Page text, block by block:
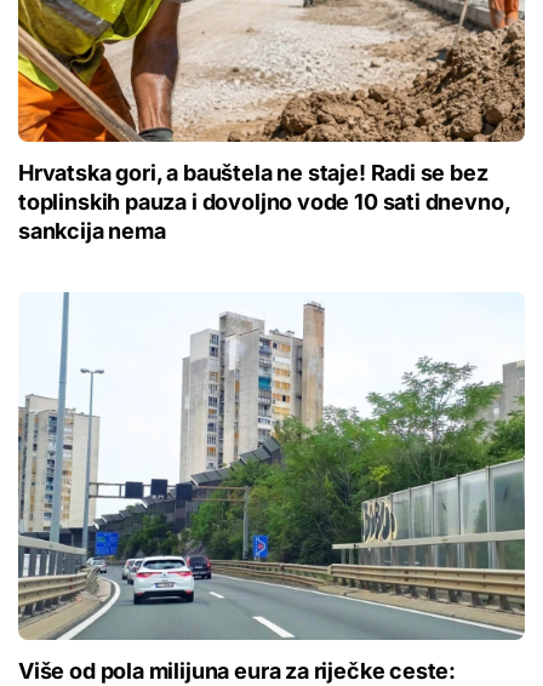
Hrvatska gori, a bauštela ne staje! Radi se bez
toplinskih pauza i dovoljno vode 10 sati dnevno,
sankcija nema
Više od pola milijuna eura za riječke ceste: